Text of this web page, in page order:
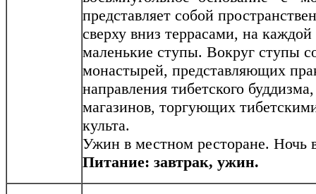
представляет собой
сверху вниз террасами, на
маленькие ступы. Вокруг ступы
монастырей, представляющих
направления тибетского
магазинов, торгующих
культа.
Ужин в местном ресторане. Ночь
Питание: завтрак, ужин.